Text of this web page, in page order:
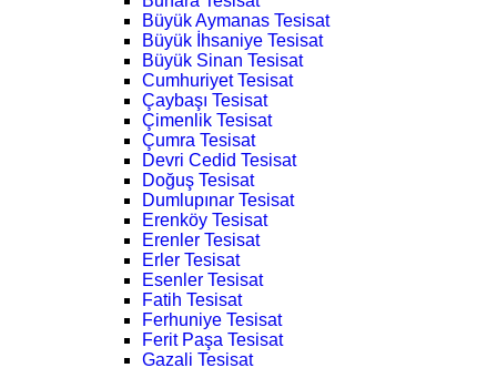
Büyük Aymanas Tesisat
Büyük İhsaniye Tesisat
Büyük Sinan Tesisat
Cumhuriyet Tesisat
Çaybaşı Tesisat
Çimenlik Tesisat
Çumra Tesisat
Devri Cedid Tesisat
Doğuş Tesisat
Dumlupınar Tesisat
Erenköy Tesisat
Erenler Tesisat
Erler Tesisat
Esenler Tesisat
Fatih Tesisat
Ferhuniye Tesisat
Ferit Paşa Tesisat
Gazali Tesisat